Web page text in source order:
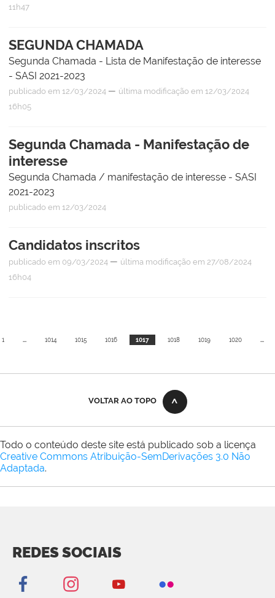
11h47
SEGUNDA CHAMADA
Segunda Chamada - Lista de Manifestação de interesse
- SASI 2021-2023
publicado em 12/03/2024 — última modificação em 12/03/2024
16h05
Segunda Chamada - Manifestação de
interesse
Segunda Chamada / manifestação de interesse - SASI
2021-2023
publicado em 12/03/2024
Candidatos inscritos
publicado em 09/03/2024 — última modificação em 27/08/2024
16h04
1 ... 1014 1015 1016 1017 1018 1019 1020 ...
VOLTAR AO TOPO
Todo o conteúdo deste site está publicado sob a licença
Creative Commons Atribuição-SemDerivações 3.0 Não
Adaptada.
REDES SOCIAIS